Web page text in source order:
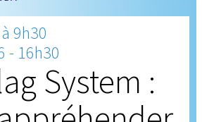
9h30
- 16h30
System :